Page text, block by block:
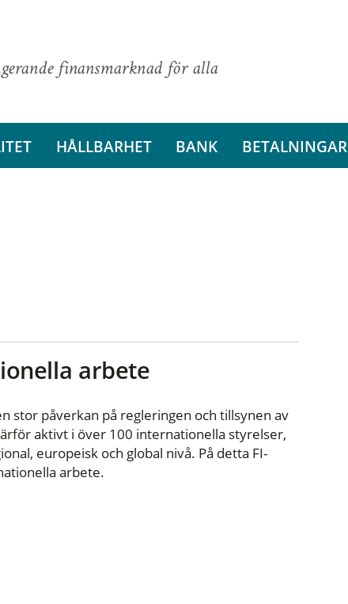
finansmarknad för alla
HÅLLBARHET BANK BETALNINGAR
arbete
stor påverkan på regleringen och tillsynen av
aktivt i över 100 internationella styrelser,
europeisk och global nivå. På detta FI-
arbete.